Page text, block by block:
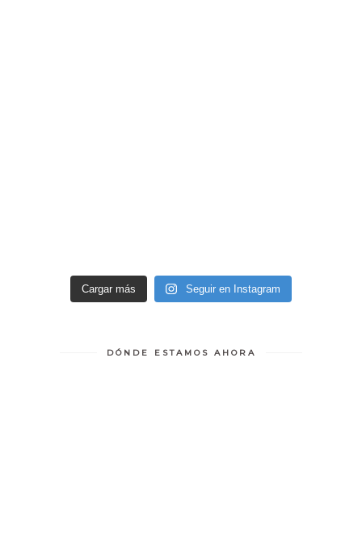
Cargar más Seguir en Instagram
DÓNDE ESTAMOS AHORA